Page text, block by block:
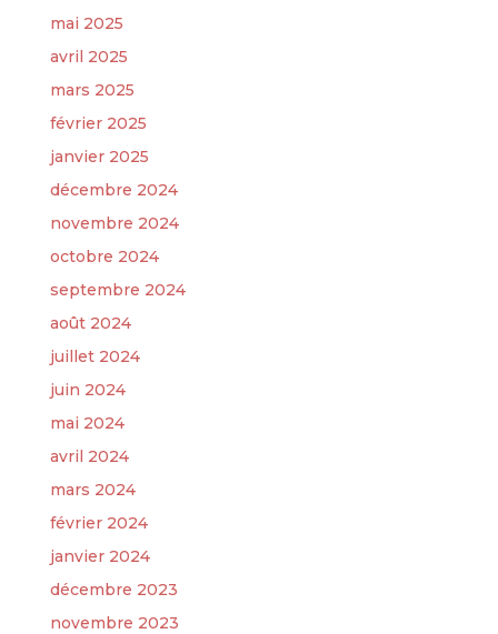
mai 2025
avril 2025
mars 2025
février 2025
janvier 2025
décembre 2024
novembre 2024
octobre 2024
septembre 2024
août 2024
juillet 2024
juin 2024
mai 2024
avril 2024
mars 2024
février 2024
janvier 2024
décembre 2023
novembre 2023